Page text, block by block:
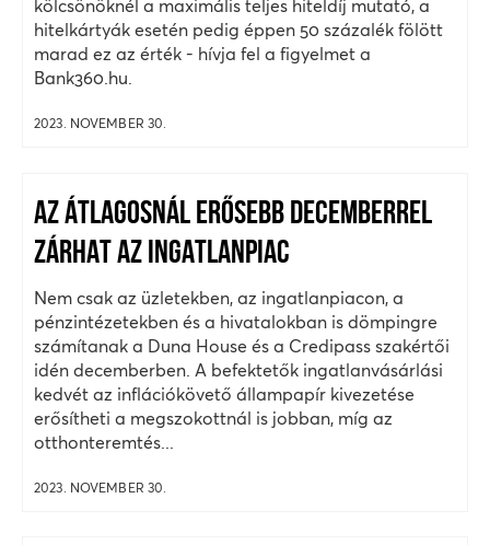
kölcsönöknél a maximális teljes hiteldíj mutató, a
hitelkártyák esetén pedig éppen 50 százalék fölött
marad ez az érték - hívja fel a figyelmet a
Bank360.hu.
2023. NOVEMBER 30.
AZ ÁTLAGOSNÁL ERŐSEBB DECEMBERREL
ZÁRHAT AZ INGATLANPIAC
Nem csak az üzletekben, az ingatlanpiacon, a
pénzintézetekben és a hivatalokban is dömpingre
számítanak a Duna House és a Credipass szakértői
idén decemberben. A befektetők ingatlanvásárlási
kedvét az inflációkövető állampapír kivezetése
erősítheti a megszokottnál is jobban, míg az
otthonteremtés...
2023. NOVEMBER 30.